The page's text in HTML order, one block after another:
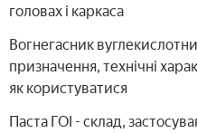
головах і каркаса
Вогнегасник
призначення, технічні
як користуватися
Паста ГОІ - склад,